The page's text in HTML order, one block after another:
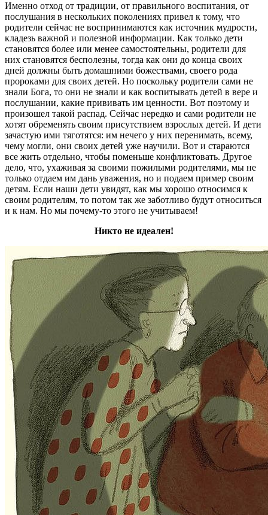
Именно отход от традиции, от правильного воспитания, от
послушания в нескольких поколениях привел к тому, что
родители сейчас не воспринимаются как источник мудрости,
кладезь важной и полезной информации. Как только дети
становятся более или менее самостоятельны, родители для
них становятся бесполезны, тогда как они до конца своих
дней должны быть домашними божествами, своего рода
пророками для своих детей. Но поскольку родители сами не
знали Бога, то они не знали и как воспитывать детей в вере и
послушании, какие прививать им ценности. Вот поэтому и
произошел такой распад. Сейчас нередко и сами родители не
хотят обременять своим присутствием взрослых детей. И дети
зачастую ими тяготятся: им нечего у них перенимать, всему,
чему могли, они своих детей уже научили. Вот и стараются
все жить отдельно, чтобы поменьше конфликтовать. Другое
дело, что, ухаживая за своими пожилыми родителями, мы не
только отдаем им дань уважения, но и подаем пример своим
детям. Если наши дети увидят, как мы хорошо относимся к
своим родителям, то потом так же заботливо будут относиться
и к нам. Но мы почему-то этого не учитываем!
Никто не идеален!